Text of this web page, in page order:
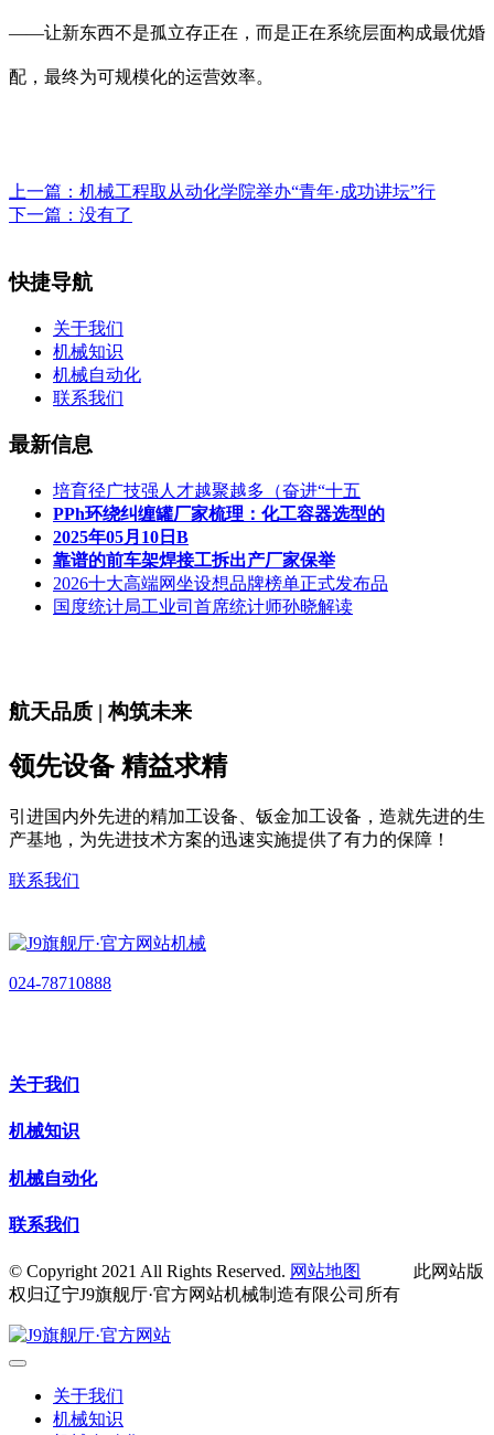
——让新东西不是孤立存正在，而是正在系统层面构成最优婚
配，最终为可规模化的运营效率。
上一篇： 机械工程取从动化学院举办“青年·成功讲坛”行
下一篇：没有了
快捷导航
关于我们
机械知识
机械自动化
联系我们
最新信息
培育径广技强人才越聚越多（奋进“十五
PPh环绕纠缠罐厂家梳理：化工容器选型的
2025年05月10日B
靠谱的前车架焊接工拆出产厂家保举
2026十大高端网坐设想品牌榜单正式发布品
国度统计局工业司首席统计师孙晓解读
航天品质 | 构筑未来
领先设备 精益求精
引进国内外先进的精加工设备、钣金加工设备，造就先进的生
产基地，为先进技术方案的迅速实施提供了有力的保障！
联系我们
024-78710888
关于我们
机械知识
机械自动化
联系我们
© Copyright 2021 All Rights Reserved. 网站地图
此网站版
权归辽宁J9旗舰厅·官方网站机械制造有限公司所有
关于我们
机械知识